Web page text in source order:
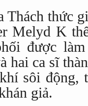
thức
Melyd K
được
hai ca sĩ
sôi động,
giả.